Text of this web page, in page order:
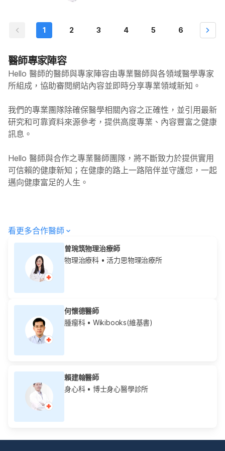
1 2 3 4 5 6
醫師專家陣容
Hello 醫師的醫師與專家陣容由專業醫師與各領域醫學專家
所組成，協助審閱網站內容並即時分享專業領域新知。
我們的專業團隊除確保醫學相關內容之正確性，並引用最新
研究和可靠資料來源參考，提供高度專業、內容豐富之健康
訊息。
Hello 醫師與合作之專業醫師團隊，將不斷致力於提供實用
可信賴的健康新知；在健康的路上一路陪伴並守護您，一起
邁向健康富足的人生。
看更多合作醫師
曾琬筑物理治療師
物理治療科 • 活力思物理治療所
何懷德醫師
腫瘤科• Wikibooks(維基書)
賴建翰醫師
身心科• 博士身心醫學診所